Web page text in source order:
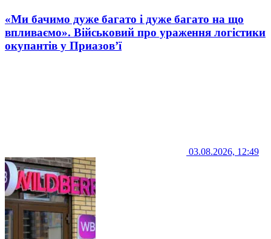
«Ми бачимо дуже багато і дуже багато на що
впливаємо». Військовий про ураження логістики
окупантів у Приазов’ї
03.08.2026, 12:49